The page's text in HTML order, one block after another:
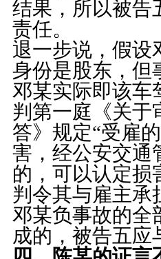
结果，所以被告
责任。
退一步说，假设
身份是股东，但
邓某实际即该车
判第一庭《关于
答》规定“受雇
害，经公安交通
的，可以认定损
判令其与雇主承
邓某负事故的全
成的，被告五应